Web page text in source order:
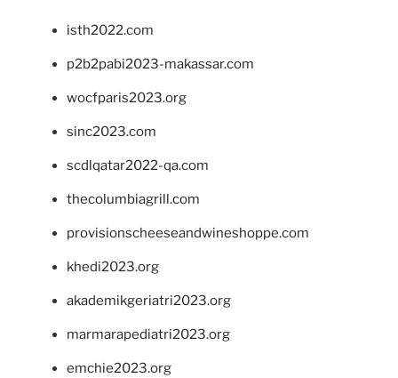
isth2022.com
p2b2pabi2023-makassar.com
wocfparis2023.org
sinc2023.com
scdlqatar2022-qa.com
thecolumbiagrill.com
provisionscheeseandwineshoppe.com
khedi2023.org
akademikgeriatri2023.org
marmarapediatri2023.org
emchie2023.org